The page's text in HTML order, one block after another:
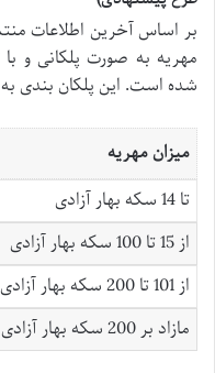
بر اساس آخرین اطلاعات
مهریه به صورت پلکانی و
شده است. این پلکان بندی
میزان مهریه
تا 14 سکه بهار آزادی
از 15 تا 100 سکه بهار آزادی
از 101 تا 200 سکه بهار آزادی
مازاد بر 200 سکه بهار آزادی